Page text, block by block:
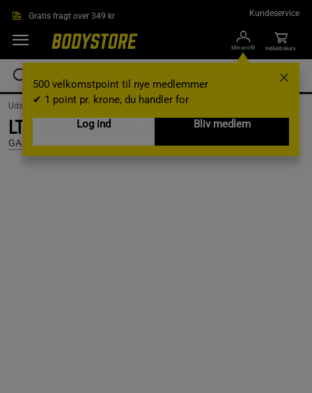
Gratis fragt over 349 kr Kundeservice
Min profil
500 velkomstpoint til nye medlemmer
✔ 1 point pr. krone, du handler for
Log ind
Bliv medlem
Indkøbskurv
Udstyr og tilbehør /Træningsudstyr /Træningsbælte
LTWT Training Belt, Black, S
GASP